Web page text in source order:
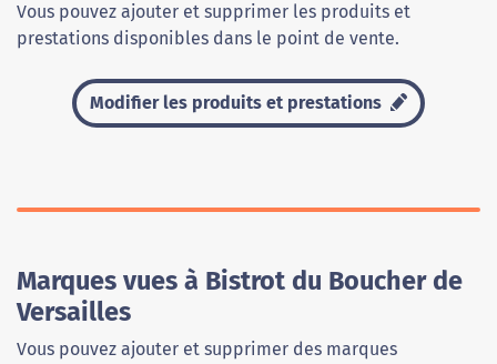
Vous pouvez ajouter et supprimer les produits et
prestations disponibles dans le point de vente.
Modifier les produits et prestations
Marques vues à Bistrot du Boucher de
Versailles
Vous pouvez ajouter et supprimer des marques